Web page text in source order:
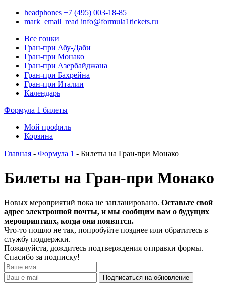
headphones +7 (495) 003-18-85
mark_email_read info@formula1tickets.ru
Все гонки
Гран-при Абу-Даби
Гран-при Монако
Гран-при Азербайджана
Гран-при Бахрейна
Гран-при Италии
Календарь
Формула 1 билеты
Мой профиль
Корзина
Главная - Формула 1 - Билеты на Гран-при Монако
Билеты на Гран-при Монако
Новых мероприятий пока не запланировано. Оставьте свой
адрес электронной почты, и мы сообщим вам о будущих
мероприятиях, когда они появятся.
Что-то пошло не так, попробуйте позднее или обратитесь в
службу поддержки.
Пожалуйста, дождитесь подтверждения отправки формы.
Спасибо за подписку!
Подписаться на обновление